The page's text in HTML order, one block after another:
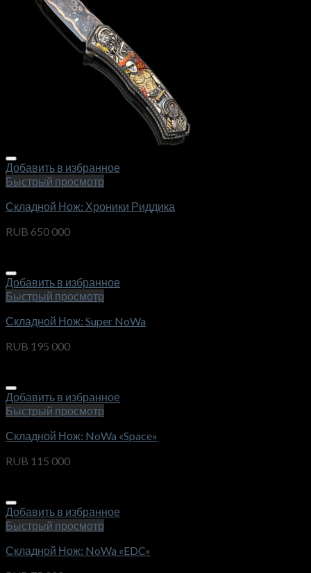
Добавить в избранное
Быстрый просмотр
Складной Нож: Хроники Риддика
RUB 650 000
Добавить в избранное
Быстрый просмотр
Складной Нож: Super NoWa
RUB 195 000
Добавить в избранное
Быстрый просмотр
Складной Нож: NoWa «Space»
RUB 115 000
Добавить в избранное
Быстрый просмотр
Складной Нож: NoWa «EDC»